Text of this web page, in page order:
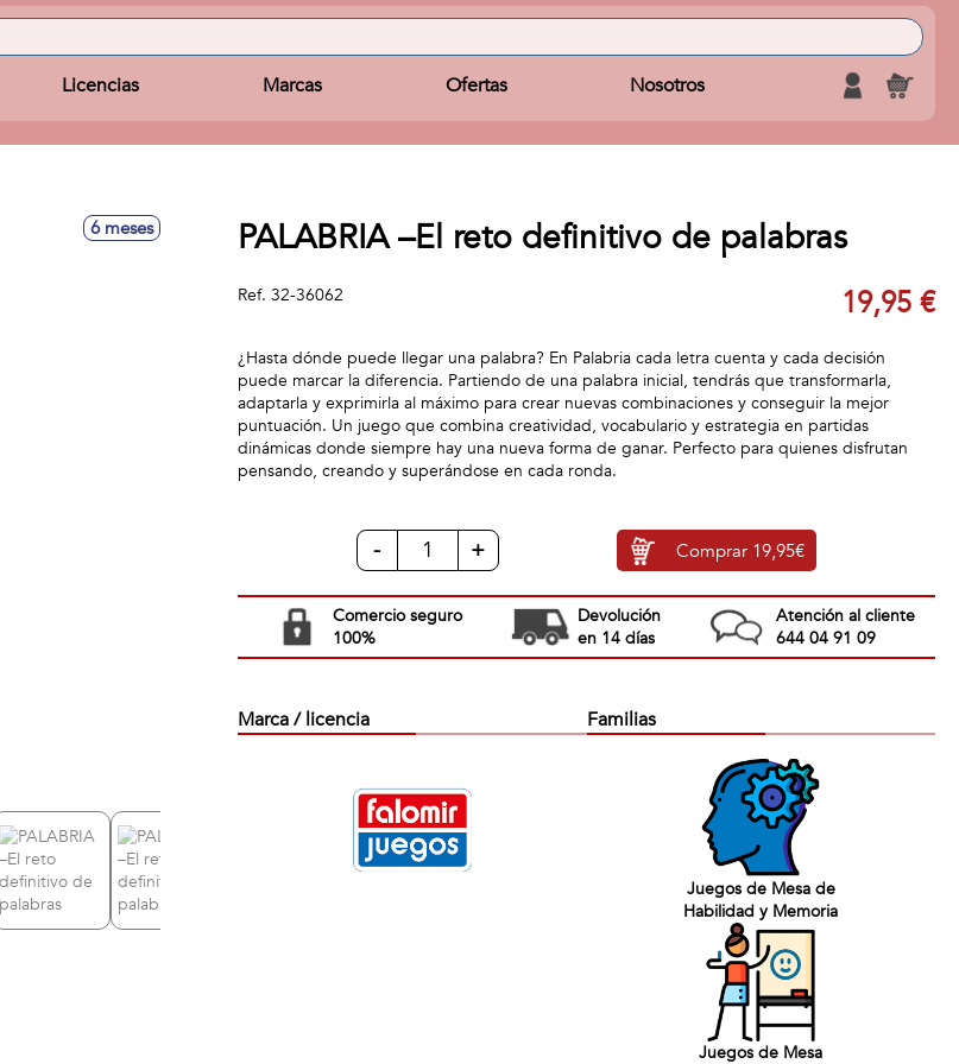
Licencias Marcas Ofertas Nosotros
6 meses PALABRIA –El reto definitivo de palabras
Ref. 32-36062 19,95 €
¿Hasta dónde puede llegar una palabra? En Palabria cada letra cuenta y cada decisión
puede marcar la diferencia. Partiendo de una palabra inicial, tendrás que transformarla,
adaptarla y exprimirla al máximo para crear nuevas combinaciones y conseguir la mejor
puntuación. Un juego que combina creatividad, vocabulario y estrategia en partidas
dinámicas donde siempre hay una nueva forma de ganar. Perfecto para quienes disfrutan
pensando, creando y superándose en cada ronda.
- + Comprar 19,95€
Comercio seguro
100%
Devolución
en 14 días
Atención al cliente
644 04 91 09
Marca / licencia Familias
Juegos de Mesa de
Habilidad y Memoria
Juegos de Mesa